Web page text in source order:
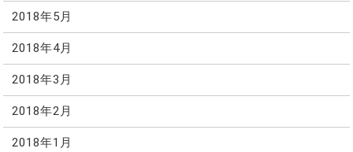
2018年5月
2018年4月
2018年3月
2018年2月
2018年1月